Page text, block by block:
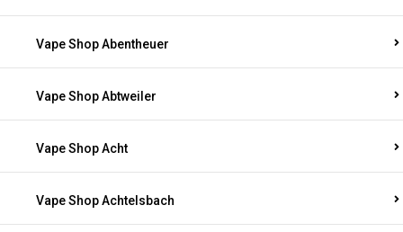
Vape Shop Abentheuer
Vape Shop Abtweiler
Vape Shop Acht
Vape Shop Achtelsbach